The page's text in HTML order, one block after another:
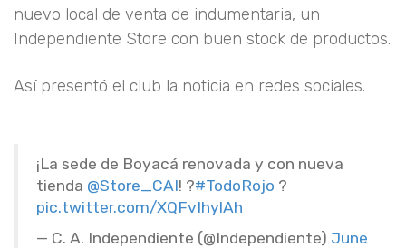
nuevo local de venta de indumentaria, un
Independiente Store con buen stock de productos.
Así presentó el club la noticia en redes sociales.
¡La sede de Boyacá renovada y con nueva
tienda @Store_CAI! ?#TodoRojo ?
pic.twitter.com/XQFvIhylAh
— C. A. Independiente (@Independiente) June